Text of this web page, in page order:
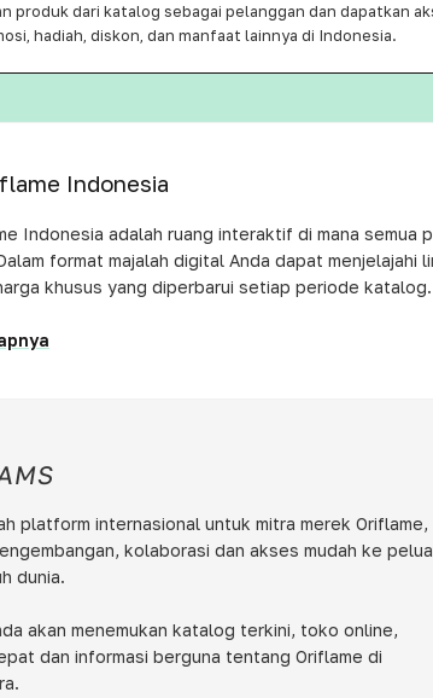
produk dari katalog sebagai pelanggan dan dapatkan
hadiah, diskon, dan manfaat lainnya di Indonesia.
Indonesia
Indonesia adalah ruang interaktif di mana semua
format majalah digital Anda dapat menjelajahi
khusus yang diperbarui setiap periode katalog.
platform internasional untuk mitra merek Oriflame,
kolaborasi dan akses mudah ke
dunia.
akan menemukan katalog terkini, toko online,
dan informasi berguna tentang Oriflame di